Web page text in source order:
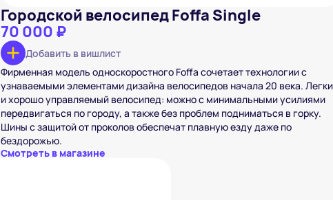
Городской велосипед Foffa Single
70 000 ₽
Добавить в вишлист
Фирменная модель односкоростного Foffa сочетает технологии с
узнаваемыми элементами дизайна велосипедов начала 20 века.
и хорошо управляемый велосипед: можно с минимальными усилиями
передвигаться по городу, а также без проблем подниматься в горку.
Шины с защитой от проколов обеспечат плавную езду даже по
бездорожью.
Смотреть в магазине